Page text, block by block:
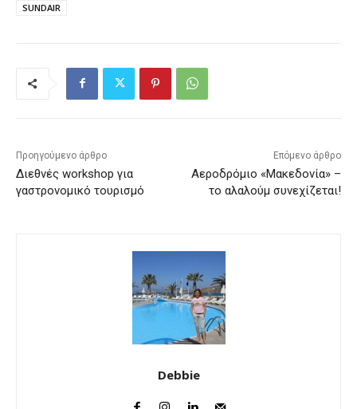
SUNDAIR
Προηγούμενο άρθρο
Διεθνές workshop για
γαστρονομικό τουρισμό
Επόμενο άρθρο
Αεροδρόμιο «Μακεδονία» –
το αλαλούμ συνεχίζεται!
Debbie